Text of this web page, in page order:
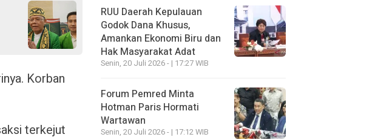
Korban
terkejut
RUU Daerah Kepulauan
Godok Dana Khusus,
Amankan Ekonomi Biru dan
Hak Masyarakat Adat
Senin, 20 Juli 2026 - | 17:27 WIB
Forum Pemred Minta
Hotman Paris Hormati
Wartawan
Senin, 20 Juli 2026 - | 17:12 WIB